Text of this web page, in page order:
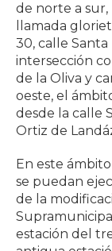
de norte a sur,
llamada
30, calle
intersección
de la Oliva y
oeste, el
desde la calle
Ortiz de
En este
se puedan
de la
estación del